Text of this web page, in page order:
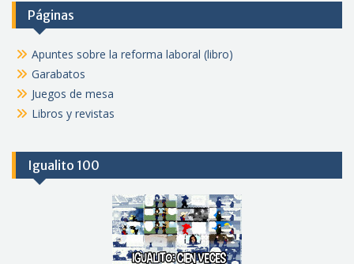
Páginas
Apuntes sobre la reforma laboral (libro)
Garabatos
Juegos de mesa
Libros y revistas
Igualito 100